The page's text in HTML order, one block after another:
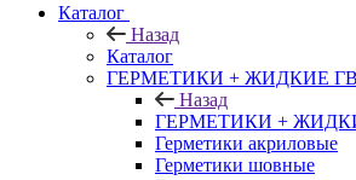
Каталог
Назад
Каталог
ГЕРМЕТИКИ + ЖИДКИЕ
Назад
ГЕРМЕТИКИ +
Герметики акриловые
Герметики шовные